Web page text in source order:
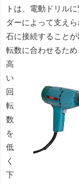
トは、電動ドリル
ダーによって支え
石に接続すること
転数に合わせるため
高
い
回
転
数
を
低
く
下